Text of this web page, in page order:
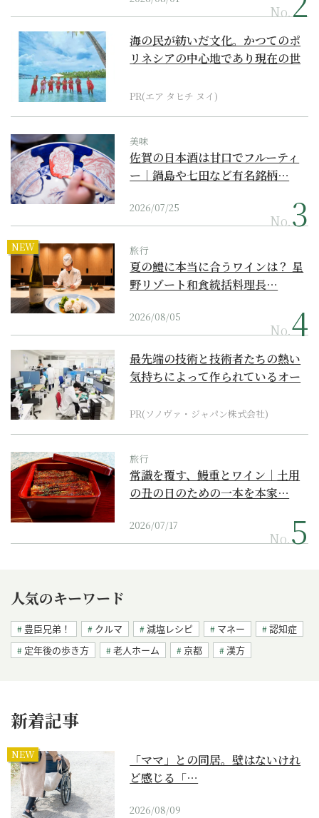
No.
海の民が紡いだ文化。かつてのポ
リネシアの中心地であり現在の世
PR(エア タヒチ ヌイ)
美味
佐賀の日本酒は甘口でフルーティ
ー｜鍋島や七田など有名銘柄…
2026/07/25
No.
NEW 旅行
夏の鱧に本当に合うワインは？ 星
野リゾート和食統括料理長…
2026/08/05
No.
最先端の技術と技術者たちの熱い
気持ちによって作られているオー
PR(ソノヴァ・ジャパン株式会社)
旅行
常識を覆す、鰻重とワイン｜土用
の丑の日のための一本を本家…
2026/07/17
No.
人気のキーワード
豊臣兄弟！ クルマ 減塩レシピ マネー
認知症
定年後の歩き方
老人ホーム 京都 漢方
新着記事
NEW
「ママ」との同居。壁はないけれ
ど感じる「…
2026/08/09